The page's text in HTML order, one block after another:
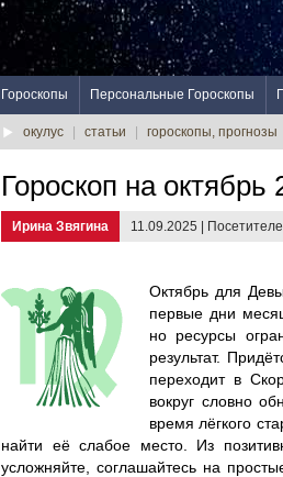
Гороскопы Персональные Гороскопы
окулус статьи гороскопы, прогнозы
Гороскоп на
Ирина Звягина 11.09.2025 |
Октябрь для
первые дни
но ресурсы
результат.
переходит в
вокруг словно
время лёгкого
найти её слабое место. Из
усложняйте, соглашайтесь на